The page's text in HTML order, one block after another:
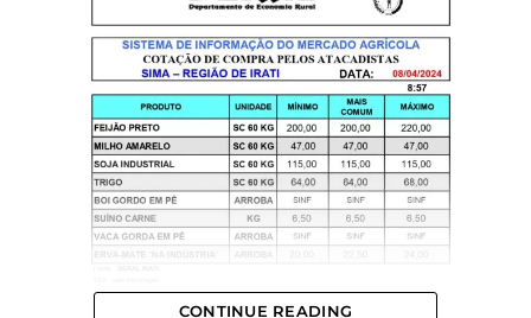
CONTINUE READING